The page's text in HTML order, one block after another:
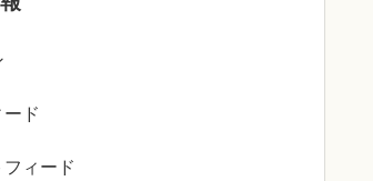
ド
フィード